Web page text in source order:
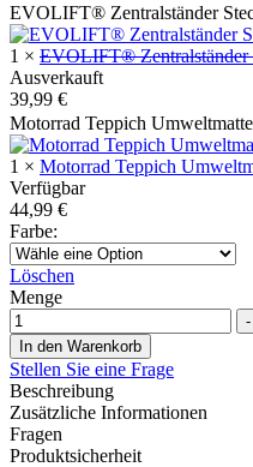
EVOLIFT® Zentralständer
1 × EVOLIFT® Zentralständer
Ausverkauft
39,99 €
Motorrad Teppich
1 × Motorrad Teppich
Verfügbar
44,99 €
Farbe:
Löschen
Menge
-
In den Warenkorb
Stellen Sie eine Frage
Beschreibung
Zusätzliche Informationen
Fragen
Produktsicherheit